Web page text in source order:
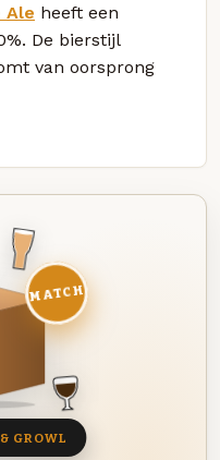
Ale heeft een
De bierstijl
van oorsprong
MATCH
GROWL